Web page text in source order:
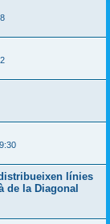
línies
de la Diagonal